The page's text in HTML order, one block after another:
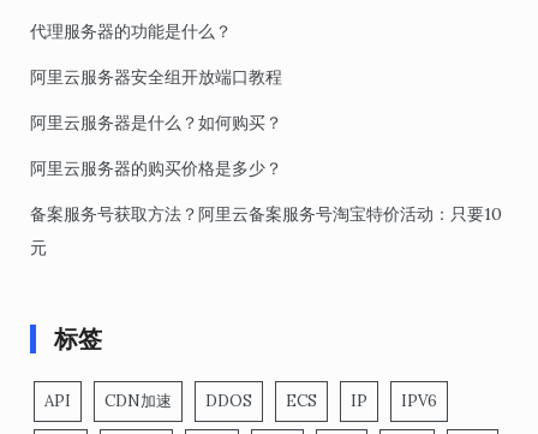
代理服务器的功能是什么？
阿里云服务器安全组开放端口教程
阿里云服务器是什么？如何购买？
阿里云服务器的购买价格是多少？
备案服务号获取方法？阿里云备案服务号淘宝特价活动：只要10
元
标签
API CDN加速 DDOS ECS IP IPV6